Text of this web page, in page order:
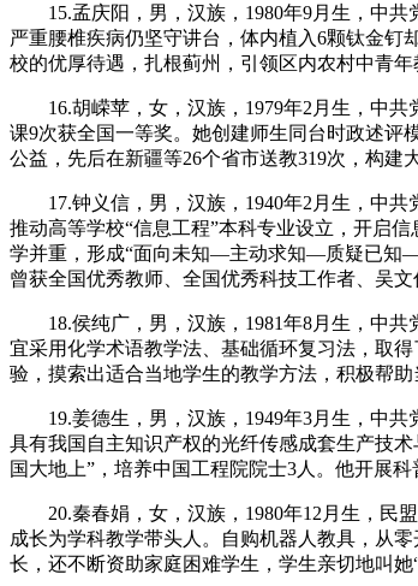
15.孟庆阳，男，汉族，1980年9月生，中共
严重腰椎疾病仍坚守讲台，体内植入6颗钛金钉
校的优厚待遇，扎根蓟州，引领区内农村中青
16.胡嵘苹，女，汉族，1979年2月生，中共
课9次获全国一等奖。她创建师生同台时政述评
公益，先后在新疆等26个省市送教319次，构建
17.钟义信，男，汉族，1940年2月生，中共
推动高等学校“信息工程”本科专业设立，开启
学并重，形成“面向未知—主动求知—质疑已知—
曾获全国优秀教师、全国优秀科技工作者、吴文
18.侯纯广，男，汉族，1981年8月生，中共
宜采用化学术语教学法、基础循环复习法，取
验，摸索出适合当地学生的教学方法，积极帮
19.姜德生，男，汉族，1949年3月生，中共
具有我国自主知识产权的光纤传感成套生产技
国大地上”，培养中国工程院院士3人。他开展
20.秦春娟，女，汉族，1980年12月生，民盟
成长为学科教学带头人。自购机器人教具，从
长，还不断资助家庭困难学生，学生亲切地叫